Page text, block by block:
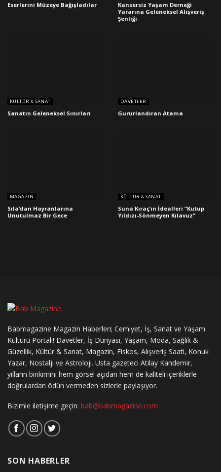
Eserlerini Müzeye Bağışladılar
Kansersiz Yaşam Derneği
Yararına Geleneksel Alışveriş
Şenliği
KÜLTÜR & SANAT
Sanatın Geleneksel Sınırları
DAVETLER
Gururlandıran Atama
MAGAZIN
Sıla’dan Hayranlarına
Unutulmaz Bir Gece
KÜLTÜR & SANAT
Suna Kıraç’ın İdealleri “Kutup
Yıldızı-Sönmeyen Kılavuz”
Babmagazine Magazin Haberleri; Cemiyet, İş, Sanat ve Yaşam
Kültürü Portalı! Davetler, İş Dünyası, Yaşam, Moda, Sağlık &
Güzellik, Kültür & Sanat, Magazin, Fiskos, Alışveriş Saati, Konuk
Yazar, Nostalji ve Astroloji. Usta gazeteci Atılay Kandemir,
yılların birikimini hem görsel açıdan hem de kaliteli içeriklerle
doğrulardan ödün vermeden sizlerle paylaşıyor.
Bizimle iletişime geçin: bab@babmagazine.com
SON HABERLER